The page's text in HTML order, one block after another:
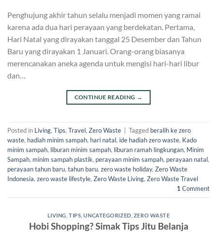
Penghujung akhir tahun selalu menjadi momen yang ramai
karena ada dua hari perayaan yang berdekatan. Pertama,
Hari Natal yang dirayakan tanggal 25 Desember dan Tahun
Baru yang dirayakan 1 Januari. Orang-orang biasanya
merencanakan aneka agenda untuk mengisi hari-hari libur
dan…
CONTINUE READING →
Posted in Living, Tips, Travel, Zero Waste Tagged beralih ke zero
waste, hadiah minim sampah, hari natal, ide hadiah zero waste, Kado
minim sampah, liburan minim sampah, liburan ramah lingkungan, Minim
Sampah, minim sampah plastik, perayaan minim sampah, perayaan natal,
perayaan tahun baru, tahun baru, zero waste holiday, Zero Waste
Indonesia, zero waste lifestyle, Zero Waste Living, Zero Waste Travel
1 Comment
LIVING ,TIPS ,UNCATEGORIZED ZERO WASTE
Hobi Shopping? Simak Tips Jitu Belanja